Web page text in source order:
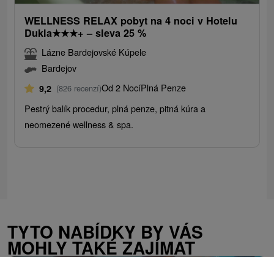
WELLNESS RELAX pobyt na 4 noci v Hotelu
Dukla★★★+ – sleva 25 %
Lázne Bardejovské Kúpele
Bardejov
9,2 (826 recenzí)Od 2 NocíPlná Penze
Pestrý balík procedur, plná penze, pitná kúra a
neomezené wellness & spa.
TYTO NABÍDKY BY VÁS
MOHLY TAKÉ ZAJÍMAT